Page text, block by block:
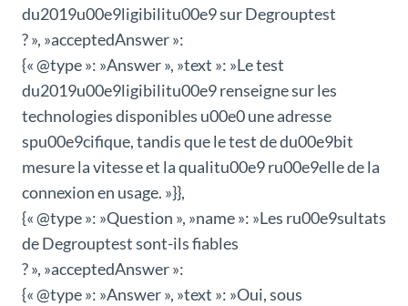
du2019u00e9ligibilitu00e9 sur Degrouptest
? », »acceptedAnswer »:
{« @type »: »Answer », »text »: »Le test
du2019u00e9ligibilitu00e9 renseigne sur les
technologies disponibles u00e0 une adresse
spu00e9cifique, tandis que le test de du00e9bit
mesure la vitesse et la qualitu00e9 ru00e9elle de la
connexion en usage. »}},
{« @type »: »Question », »name »: »Les ru00e9sultats
de Degrouptest sont-ils fiables
? », »acceptedAnswer »:
{« @type »: »Answer », »text »: »Oui, sous